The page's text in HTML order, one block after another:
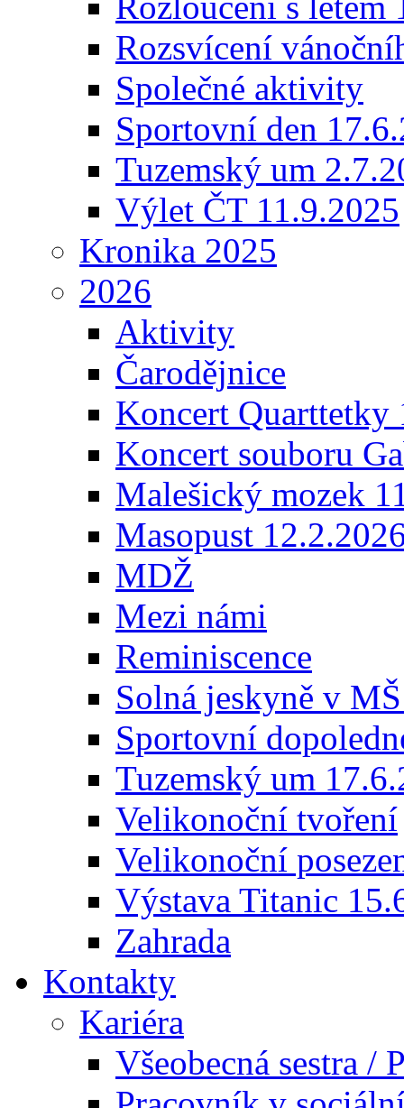
Rozsvícení
Společné aktivity
Sportovní den
Tuzemský um
Výlet ČT 11.9.2025
Kronika 2025
2026
Aktivity
Čarodějnice
Koncert Quarttetky
Koncert souboru
Malešický mozek
Masopust
MDŽ
Mezi námi
Reminiscence
Solná jeskyně v
Sportovní
Tuzemský um
Velikonoční tvoření
Velikonoční
Výstava Titanic
Zahrada
Kontakty
Kariéra
Všeobecná sestra /